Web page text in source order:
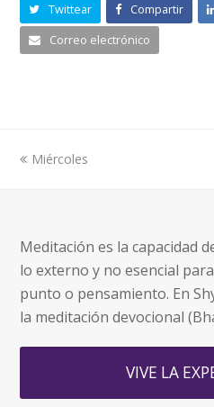
Twittear Compartir
Correo electrónico
previous
Miércoles
Meditación es la capacidad
lo externo y no esencial
punto o pensamiento. En
la meditación devocional
VIVE LA